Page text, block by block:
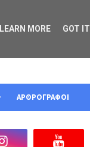
ΑΡΘΡΟΓΡΑΦΟΙ
LEARN MORE GOT IT